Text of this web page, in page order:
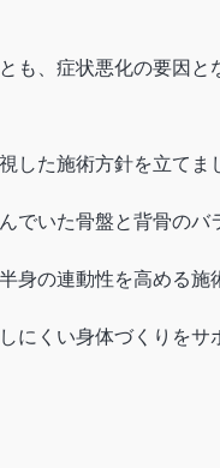
、症状悪化の要因と
した施術方針を立て
でいた骨盤と背骨の
身の連動性を高める
くい身体づくりをサ